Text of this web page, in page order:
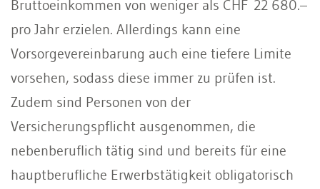
Bruttoeinkommen von weniger als CHF 22 680.–
pro Jahr erzielen. Allerdings kann eine
Vorsorgevereinbarung auch eine tiefere Limite
vorsehen, sodass diese immer zu prüfen ist.
Zudem sind Personen von der
Versicherungspflicht ausgenommen, die
nebenberuflich tätig sind und bereits für eine
hauptberufliche Erwerbstätigkeit obligatorisch